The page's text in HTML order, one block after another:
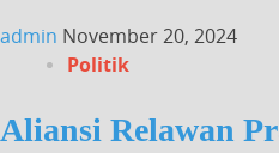
admin November 20, 2024
Politik
Aliansi Relawan